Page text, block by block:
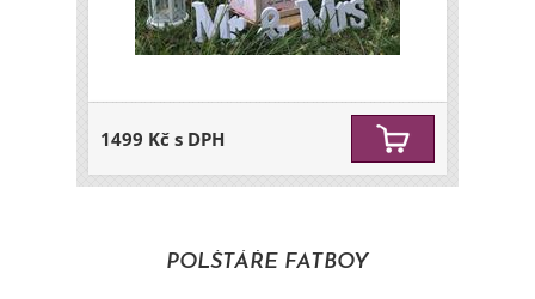
1499 Kč s DPH
POLŠTÁŘE FATBOY